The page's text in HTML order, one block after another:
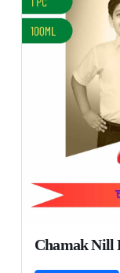
Chamak Nill